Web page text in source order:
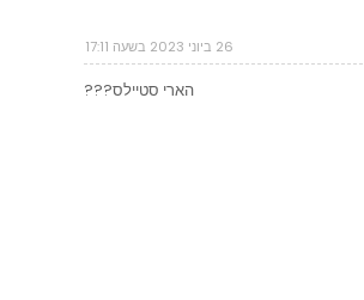
26 ביוני 2023 בשעה 17:11
הארי סטיילס???